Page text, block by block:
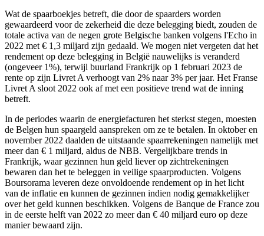
Wat de spaarboekjes betreft, die door de spaarders worden
gewaardeerd voor de zekerheid die deze belegging biedt, zouden de
totale activa van de negen grote Belgische banken volgens l'Echo in
2022 met € 1,3 miljard zijn gedaald. We mogen niet vergeten dat het
rendement op deze belegging in België nauwelijks is veranderd
(ongeveer 1%), terwijl buurland Frankrijk op 1 februari 2023 de
rente op zijn Livret A verhoogt van 2% naar 3% per jaar. Het Franse
Livret A sloot 2022 ook af met een positieve trend wat de inning
betreft.
In de periodes waarin de energiefacturen het sterkst stegen, moesten
de Belgen hun spaargeld aanspreken om ze te betalen. In oktober en
november 2022 daalden de uitstaande spaarrekeningen namelijk met
meer dan € 1 miljard, aldus de NBB. Vergelijkbare trends in
Frankrijk, waar gezinnen hun geld liever op zichtrekeningen
bewaren dan het te beleggen in veilige spaarproducten. Volgens
Boursorama leveren deze onvoldoende rendement op in het licht
van de inflatie en kunnen de gezinnen indien nodig gemakkelijker
over het geld kunnen beschikken. Volgens de Banque de France zou
in de eerste helft van 2022 zo meer dan € 40 miljard euro op deze
manier bewaard zijn.